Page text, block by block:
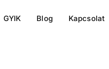
GYIK Blog Kapcsolat